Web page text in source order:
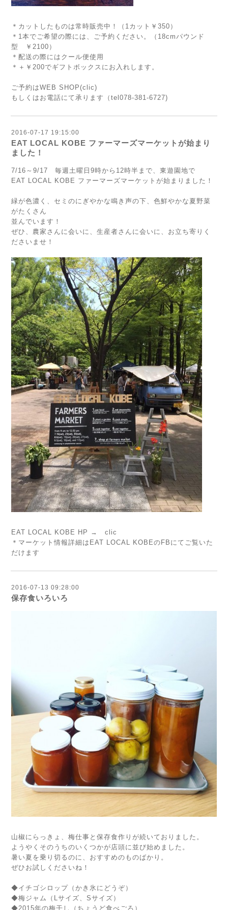
＊カットしたものは常時販売中！（1カット￥350）
＊1本でご希望の際には、ご予約ください。（18cmパウンド
型 ￥2100）
＊配送の際にはクール便使用
＊＋￥200でギフトボックスにお入れします。
ご予約はWEB SHOP(clic)
もしくはお電話にて承ります（tel078-381-6727)
2016-07-17 19:15:00
EAT LOCAL KOBE ファーマーズマーケットが始まり
ました！
7/16～9/17 毎週土曜日9時から12時半まで、東遊園地で
EAT LOCAL KOBE ファーマーズマーケットが始まりました！
緑が色濃く、セミのにぎやかな鳴き声の下、色鮮やかな夏野菜
がたくさん
並んでいます！
ぜひ、農家さんに会いに、生産者さんに会いに、お立ち寄りく
ださいませ！
EAT LOCAL KOBE HP → clic
＊マーケット情報詳細はEAT LOCAL KOBEのFBにてご覧いた
だけます
2016-07-13 09:28:00
保存食いろいろ
山椒にらっきょ、梅仕事と保存食作りが続いておりました。
ようやくそのうちのいくつかが店頭に並び始めました。
暑い夏を乗り切るのに、おすすめのものばかり。
ぜひお試しくださいね！
◆イチゴシロップ（かき氷にどうぞ）
◆梅ジャム（Lサイズ、Sサイズ）
◆2015年の梅干し（ちょうど食べごろ）